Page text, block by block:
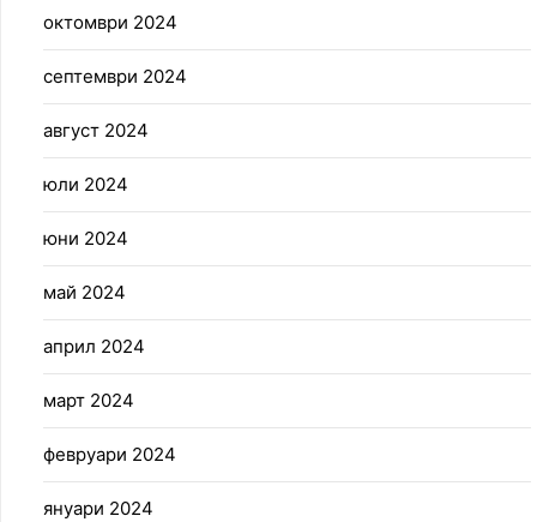
октомври 2024
септември 2024
август 2024
юли 2024
юни 2024
май 2024
април 2024
март 2024
февруари 2024
януари 2024